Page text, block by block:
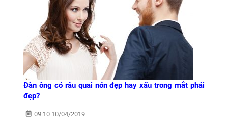
Đàn ông có râu quai nón đẹp hay xấu trong mắt phái
đẹp?
09:10 10/04/2019